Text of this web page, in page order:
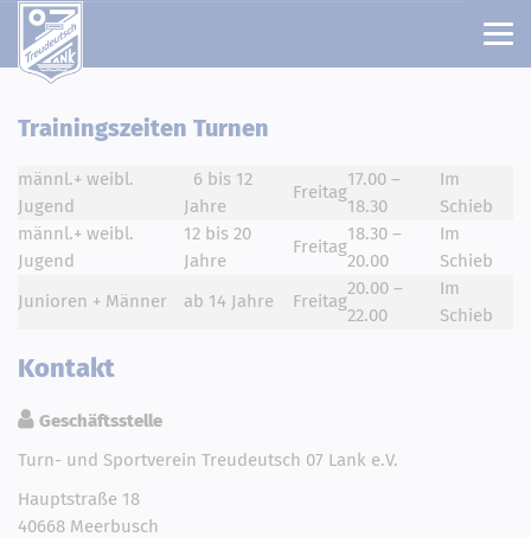
Trainingszeiten Turnen
männl.+ weibl.
Jugend
6 bis 12
Jahre
Freitag
17.00 –
18.30
Im
Schieb
männl.+ weibl.
Jugend
12 bis 20
Jahre
Freitag
18.30 –
20.00
Im
Schieb
Junioren + Männer ab 14 Jahre Freitag
20.00 –
22.00
Im
Schieb
Kontakt
Geschäftsstelle
Turn- und Sportverein Treudeutsch 07 Lank e.V.
Hauptstraße 18
40668 Meerbusch